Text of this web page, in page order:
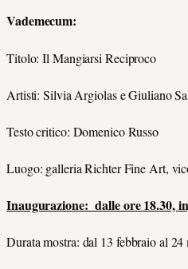
Vademecum:
Titolo: Il Mangiarsi Reciproco
Artisti: Silvia Argiolas e Giuliano
Testo critico: Domenico Russo
Luogo: galleria Richter Fine Art,
Inaugurazione: dalle ore 18.30,
Durata mostra: dal 13 febbraio al 24